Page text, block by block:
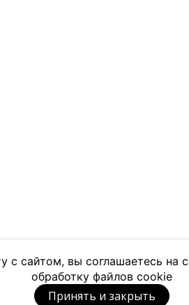
с сайтом, вы соглашаетесь на
обработку файлов cookie
Принять и закрыть